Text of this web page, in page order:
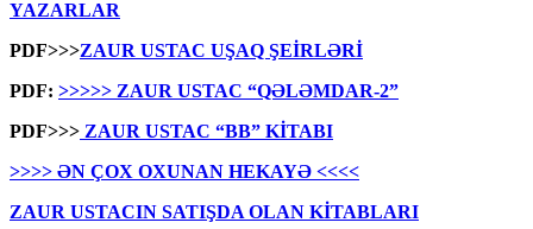
YAZARLAR
PDF>>>ZAUR USTAC UŞAQ ŞEİRLƏRİ
PDF: >>>>> ZAUR USTAC “QƏLƏMDAR-2”
PDF>>> ZAUR USTAC “BB” KİTABI
>>>> ƏN ÇOX OXUNAN HEKAYƏ <<<<
ZAUR USTACIN SATIŞDA OLAN KİTABLARI